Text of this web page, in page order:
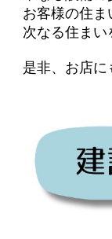
お客様の住ま
次なる住まい
是非、お店に